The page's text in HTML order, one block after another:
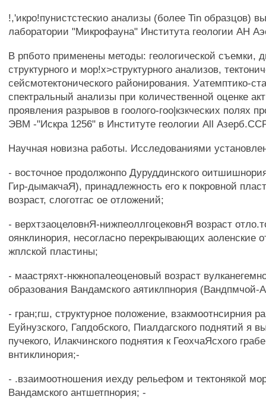
!,'икро!пунистстескио анализы (более Tin образцов)
лаборатории "Микрофауна" Института геологии АН
В рпбото применены методы: геологической съемки,
структурного и мор!х>структурного анализов,
сейсмотектонического районирования. Уатемптико-
спектральный анализы при количественной оценке
проявления разрывов в гоолого-гоо|кзкческих полях
ЭВМ -"Искра 1256" в Институте геологии All
Научная новизна работы. Исследованиями
- восточное продолжонпо Дуруддинского
Гир-дымакчаЯ), принадлежность его к покровной
возраст, слоготгас ое отложений;
- верхтзаоцеловнЯ-нижпеоллгоцековнЯ возраст
оянклинория, несогласно перекрывающих аоленские
жплской пластины;
- маастряхт-нкжнопалеоценовый возраст
образования Вандамского аятиклпнория (Вандпмчой-
- гран;гш, структурное положение, взакмоотнсирния
Еуйнузского, Гапдобского, Пиалдагского поднятий я
пучекого, Илакчинского поднятия к ГеохчаЯсхого
внтиклинория;-
- .взаимоотношения иехду рельефом и тектонякой
Вандамского антшетпнория; -